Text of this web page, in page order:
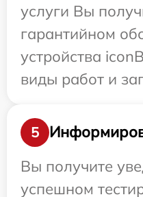
услуги Вы
гарантийном
устройства
виды работ и
5
Вы получите
успешном